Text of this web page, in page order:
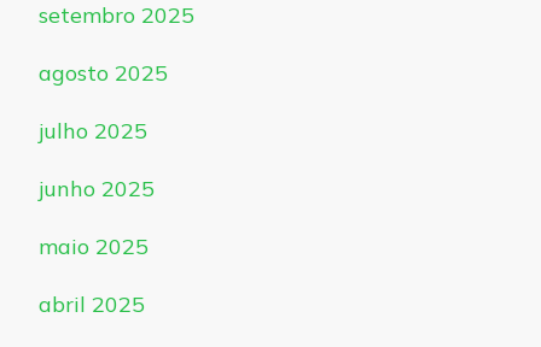
setembro 2025
agosto 2025
julho 2025
junho 2025
maio 2025
abril 2025